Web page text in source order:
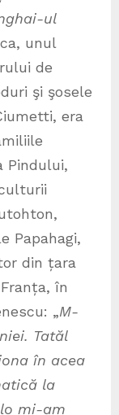
ul
unul
de
şi şosele
era
Pindului,
Papahagi,
din țara
în
„M-
Tatăl
în acea
la
mi-am